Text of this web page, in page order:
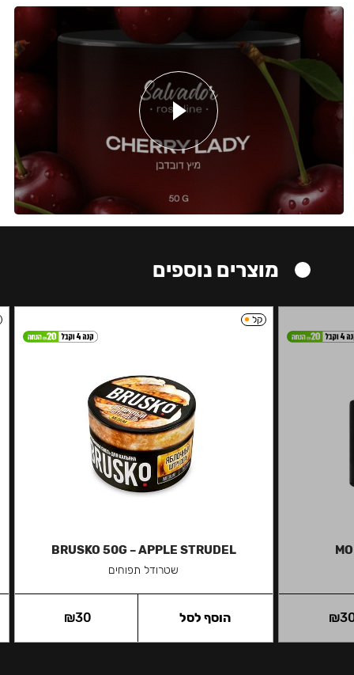
מוצרים נוספים
₪
קל
BRUSKO 50G – APPLE STRUDEL
שטרודל תפוחים
₪30 הוסף לסל